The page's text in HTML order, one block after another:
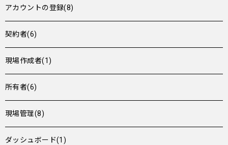
アカウントの登録(8)
契約者(6)
現場作成者(1)
所有者(6)
現場管理(8)
ダッシュボード(1)